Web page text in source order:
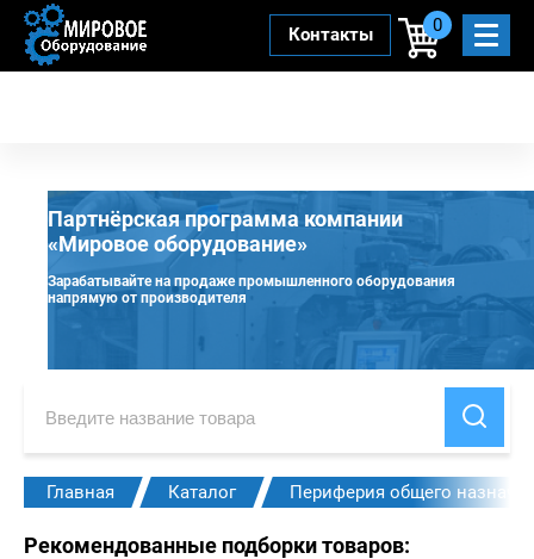
Контакты 0
Партнёрская программа компании
«Мировое оборудование»
Зарабатывайте на продаже промышленного оборудования
напрямую от производителя
Главная Каталог Периферия общего
Рекомендованные подборки товаров: